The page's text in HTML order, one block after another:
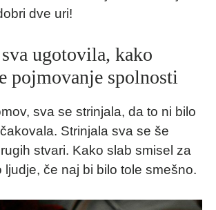
dve uri!
ugotovila, kako
pojmovanje spolnosti
sva se strinjala, da to ni bilo
Strinjala sva se še
stvari. Kako slab smisel za
ljudje, če naj bi bilo tole smešno.